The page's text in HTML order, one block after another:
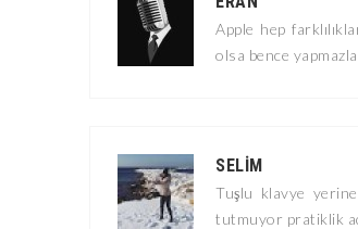
Apple hep
olsa bence
SELIM
Tuşlu klavye
tutmuyor pratiklik